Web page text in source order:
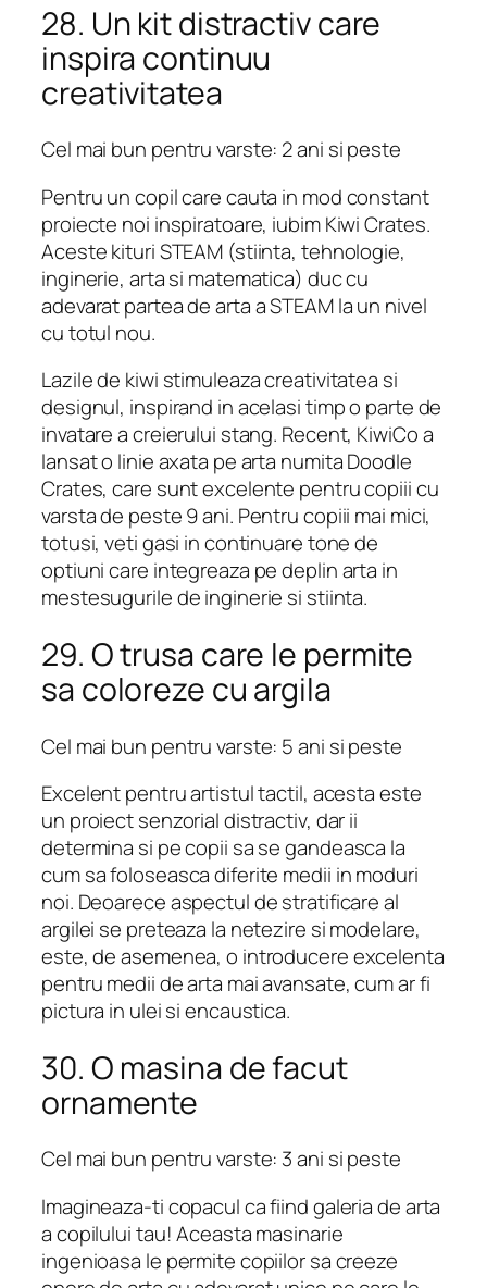
28. Un kit distractiv care
inspira continuu
creativitatea
Cel mai bun pentru varste: 2 ani si peste
Pentru un copil care cauta in mod constant
proiecte noi inspiratoare, iubim Kiwi Crates.
Aceste kituri STEAM (stiinta, tehnologie,
inginerie, arta si matematica) duc cu
adevarat partea de arta a STEAM la un nivel
cu totul nou.
Lazile de kiwi stimuleaza creativitatea si
designul, inspirand in acelasi timp o parte de
invatare a creierului stang. Recent, KiwiCo a
lansat o linie axata pe arta numita Doodle
Crates, care sunt excelente pentru copiii cu
varsta de peste 9 ani. Pentru copiii mai mici,
totusi, veti gasi in continuare tone de
optiuni care integreaza pe deplin arta in
mestesugurile de inginerie si stiinta.
29. O trusa care le permite
sa coloreze cu argila
Cel mai bun pentru varste: 5 ani si peste
Excelent pentru artistul tactil, acesta este
un proiect senzorial distractiv, dar ii
determina si pe copii sa se gandeasca la
cum sa foloseasca diferite medii in moduri
noi. Deoarece aspectul de stratificare al
argilei se preteaza la netezire si modelare,
este, de asemenea, o introducere excelenta
pentru medii de arta mai avansate, cum ar fi
pictura in ulei si encaustica.
30. O masina de facut
ornamente
Cel mai bun pentru varste: 3 ani si peste
Imagineaza-ti copacul ca fiind galeria de arta
a copilului tau! Aceasta masinarie
ingenioasa le permite copiilor sa creeze